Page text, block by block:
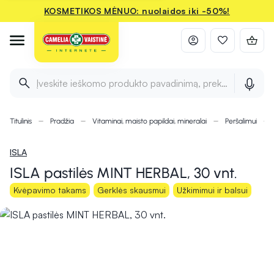
KOSMETIKOS MĖNUO: nuolaidos iki -50%!
Įveskite ieškomo produkto pavadinimą, prekės ženklą ir
Titulinis Pradžia Vitaminai, maisto papildai, mineralai Peršalimui
ISLA
ISLA pastilės MINT HERBAL, 30 vnt.
Kvėpavimo takams Gerklės skausmui Užkimimui ir balsui